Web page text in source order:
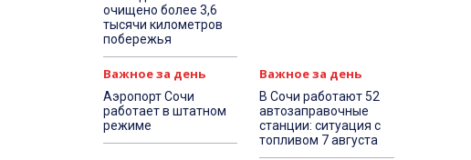
очищено более 3,6
тысячи километров
побережья
Важное за день
Аэропорт Сочи
работает в штатном
режиме
Важное за день
В Сочи работают 52
автозаправочные
станции: ситуация с
топливом 7 августа